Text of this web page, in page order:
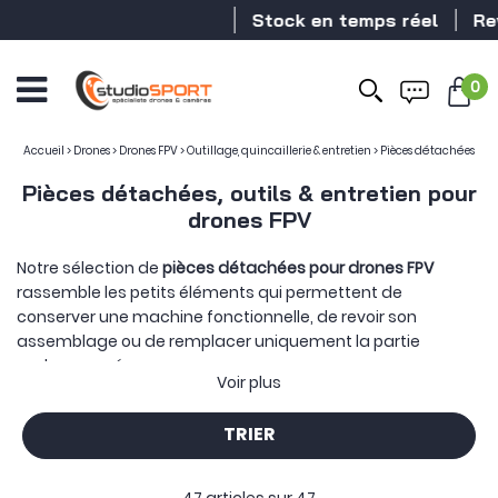
Stock en temps réel
0
Accueil > Drones> Drones FPV>Outillage, quincaillerie & entretien > Pièces détachées
Pièces détachées, outils & entretien pour
drones FPV
Notre sélection de pièces détachées pour drones FPV
rassemble les petits éléments qui permettent de
conserver une machine fonctionnelle, de revoir son
assemblage ou de remplacer uniquement la partie
endommagée.
Tout commence par la quincaillerie qui structure et
organise le montage :
amortisseurs M2 ou M3
soft mounts
supports
maintiennent les cartes électroniques à la bonne hauteur,
Voir plus
TRIER